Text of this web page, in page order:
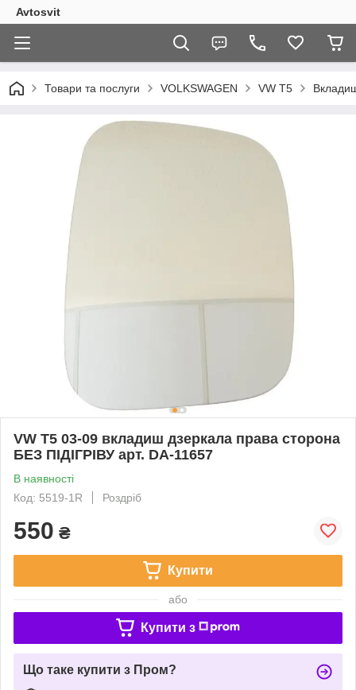
Avtosvit
Товари та послуги VOLKSWAGEN VW T5
VW T5 03-09 вкладиш дзеркала права сторона
БЕЗ ПІДІГРІВУ арт. DA-11657
В наявності
Код: 5519-1R
Роздріб
550 ₴
Купити
або
Купити з
Що таке купити з Пром?